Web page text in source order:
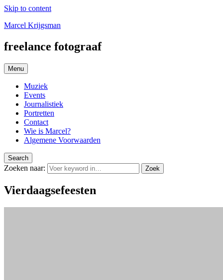
Skip to content
Marcel Krijgsman
freelance fotograaf
Menu
Muziek
Events
Journalistiek
Portretten
Contact
Wie is Marcel?
Algemene Voorwaarden
Search
Zoeken naar: Zoek
Vierdaagsefeesten